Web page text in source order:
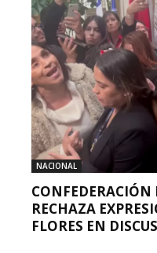
NACIONAL
CONFEDERACIÓN
RECHAZA
FLORES EN